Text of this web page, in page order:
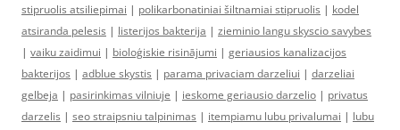
stipruolis atsiliepimai | polikarbonatiniai šiltnamiai stipruolis | kodel
atsiranda pelesis | listerijos bakterija | zieminio langu skyscio savybes
| vaiku zaidimui | bioloģiskie risinājumi | geriausios kanalizacijos
bakterijos | adblue skystis | parama privaciam darzeliui | darzeliai
gelbeja | pasirinkimas vilniuje | ieskome geriausio darzelio | privatus
darzelis | seo straipsniu talpinimas | itempiamu lubu privalumai | lubu